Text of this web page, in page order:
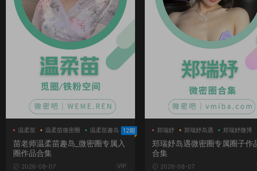
温柔苗 温柔苗微密圈 温柔苗趣岛 12期
苗老师温柔苗趣岛_微密圈专属入
圈作品合集
2026-08-07 VIP
郑瑞妤 郑瑞妤岛遇 郑瑞妤微博
郑瑞妤岛遇微密圈专属圈子作
合集
2026-08-07